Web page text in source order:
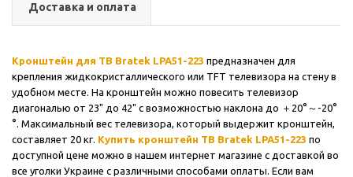
Доставка и оплата
Кронштейн для ТВ Bratek LPA51-223 предназначен для
крепления жидкокристаллического или TFT телевизора на стену в
удобном месте. На кронштейн можно повесить телевизор
диагональю от 23" до 42" с возможностью наклона до ＋20°～-20°
°. Максимальный вес телевизора, который выдержит кронштейн,
составляет 20 кг. Купить кронштейн ТВ Bratek LPA51-223 по
доступной цене можно в нашем интернет магазине с доставкой во
все уголки Украине с различными способами оплаты. Если вам